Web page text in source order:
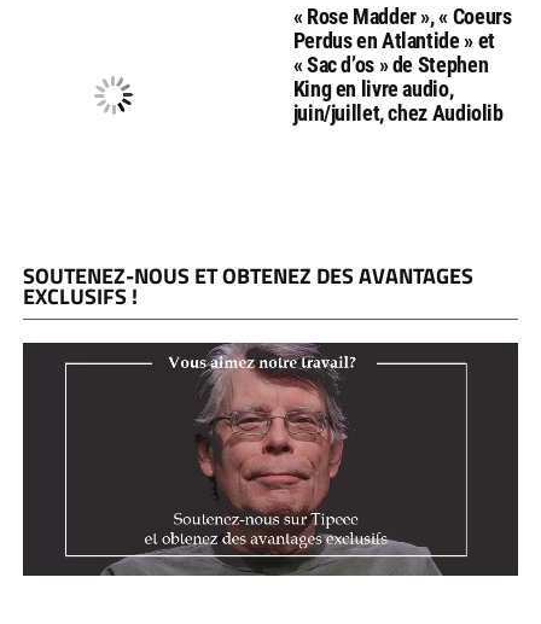
« Rose Madder », « Coeurs
Perdus en Atlantide » et
« Sac d’os » de Stephen
King en livre audio,
juin/juillet, chez Audiolib
SOUTENEZ-NOUS ET OBTENEZ DES AVANTAGES
EXCLUSIFS !